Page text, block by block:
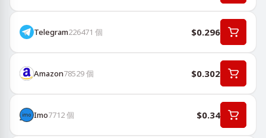
Telegram226471 個 $0.296
Amazon78529個 $0.302
Imo7712個 $0.34